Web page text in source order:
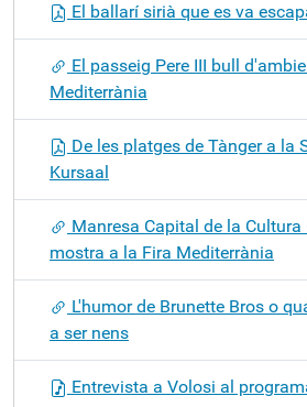
El ballarí sirià que es va
El passeig Pere III bull
Mediterrània
De les platges de Tànger a la
Kursaal
Manresa Capital de la
mostra a la Fira Mediterrània
L'humor de Brunette Bros o
a ser nens
Entrevista a Volosi al